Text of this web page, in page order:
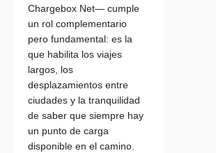
Chargebox Net— cumple
un rol complementario
pero fundamental: es la
que habilita los viajes
largos, los
desplazamientos entre
ciudades y la tranquilidad
de saber que siempre hay
un punto de carga
disponible en el camino.